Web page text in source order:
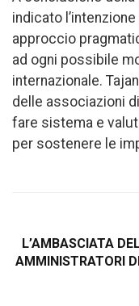
indicato
approccio
ad ogni possibile
internazionale.
delle associazioni
fare sistema e
per sostenere le
L’AMBASCIATA
AMMINISTRATORI